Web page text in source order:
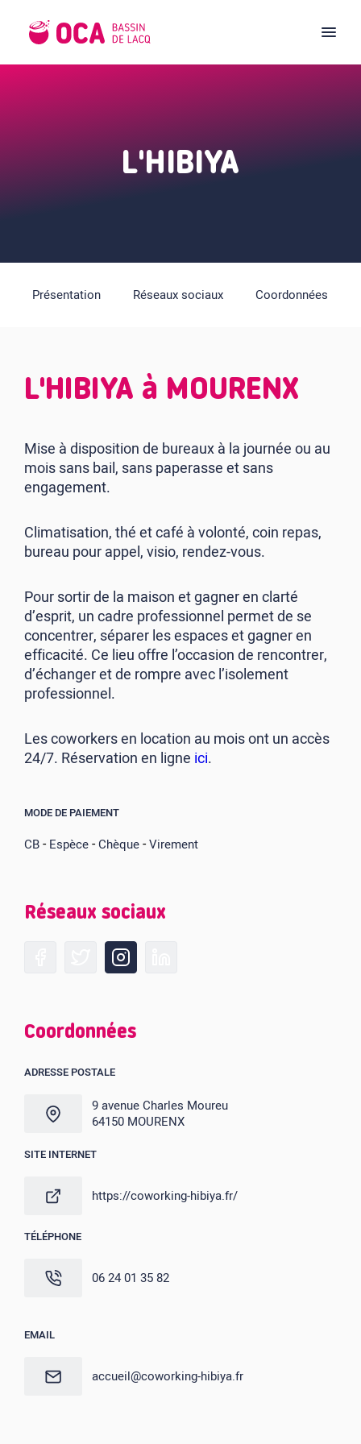
L'HIBIYA
Présentation Réseaux sociaux Coordonnées
L'HIBIYA à MOURENX
Mise à disposition de bureaux à la journée ou au
mois sans bail, sans paperasse et sans
engagement.
Climatisation, thé et café à volonté, coin repas,
bureau pour appel, visio, rendez-vous.
Pour sortir de la maison et gagner en clarté
d’esprit, un cadre professionnel permet de se
concentrer, séparer les espaces et gagner en
efficacité. Ce lieu offre l’occasion de rencontrer,
d’échanger et de rompre avec l’isolement
professionnel.
Les coworkers en location au mois ont un accès
24/7. Réservation en ligne ici.
MODE DE PAIEMENT
CB-Espèce-Chèque-Virement
Réseaux sociaux
Coordonnées
ADRESSE POSTALE
9 avenue Charles Moureu
64150 MOURENX
SITE INTERNET
https://coworking-hibiya.fr/
TÉLÉPHONE
06 24 01 35 82
EMAIL
accueil@coworking-hibiya.fr